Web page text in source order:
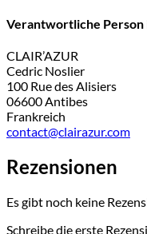
Verantwortliche Person
CLAIR’AZUR
Cedric Noslier
100 Rue des Alisiers
06600 Antibes
Frankreich
contact@clairazur.com
Rezensionen
Es gibt noch keine
Schreibe die erste